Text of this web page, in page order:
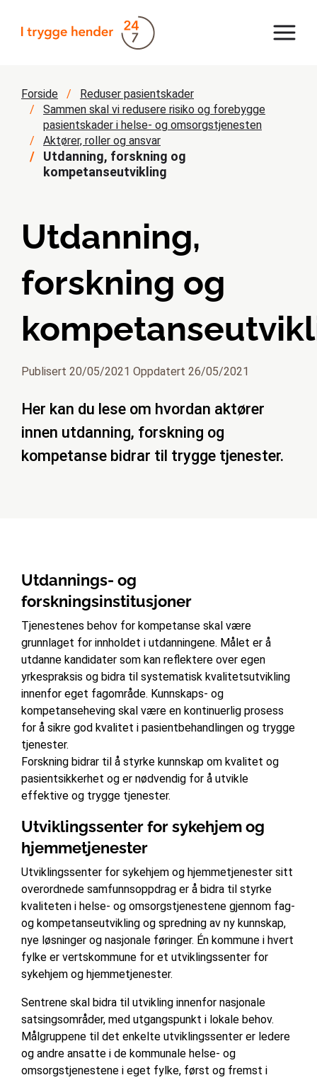
Forside
Reduser pasientskader
Sammen skal vi redusere risiko og forebygge
pasientskader i helse- og omsorgstjenesten
Aktører, roller og ansvar
Utdanning, forskning og
kompetanseutvikling
Utdanning,
forskning og
Publisert 20/05/2021 Oppdatert 26/05/2021
Her kan du lese om hvordan aktører
innen utdanning, forskning og
kompetanse bidrar til trygge tjenester.
Utdannings- og
forskningsinstitusjoner
Tjenestenes behov for kompetanse skal være
grunnlaget for innholdet i utdanningene. Målet er å
utdanne kandidater som kan reflektere over egen
yrkespraksis og bidra til systematisk kvalitetsutvikling
innenfor eget fagområde. Kunnskaps- og
kompetanseheving skal være en kontinuerlig prosess
for å sikre god kvalitet i pasientbehandlingen og trygge
tjenester.
Forskning bidrar til å styrke kunnskap om kvalitet og
pasientsikkerhet og er nødvendig for å utvikle
effektive og trygge tjenester.
Utviklingssenter for sykehjem og
hjemmetjenester
Utviklingssenter for sykehjem og hjemmetjenester sitt
overordnede samfunnsoppdrag er å bidra til styrke
kvaliteten i helse- og omsorgstjenestene gjennom fag-
og kompetanseutvikling og spredning av ny kunnskap,
nye løsninger og nasjonale føringer. Én kommune i hvert
fylke er vertskommune for et utviklingssenter for
sykehjem og hjemmetjenester.
Sentrene skal bidra til utvikling innenfor nasjonale
satsingsområder, med utgangspunkt i lokale behov.
Målgruppene til det enkelte utviklingssenter er ledere
og andre ansatte i de kommunale helse- og
omsorgstjenestene i eget fylke, først og fremst i